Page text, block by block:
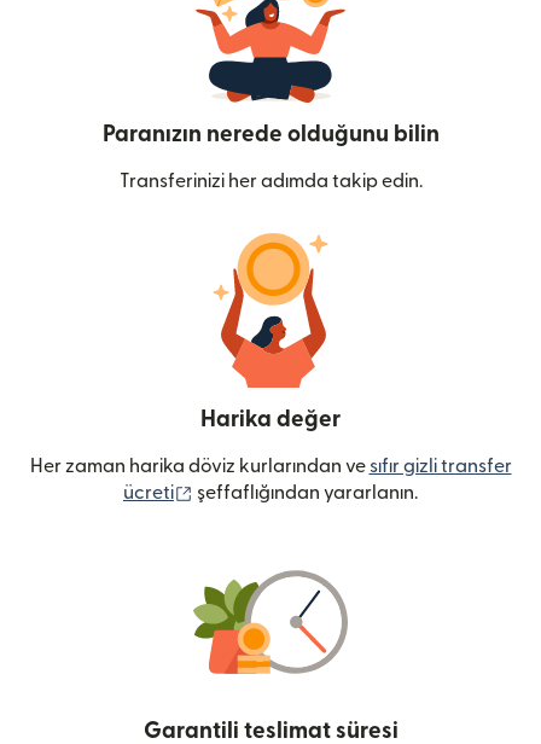
Paranızın nerede olduğunu bilin
Transferinizi her adımda takip edin.
Harika değer
Her zaman harika döviz kurlarından ve sıfır gizli transfer
ücreti
(yeni pencerede açılır)
şeffaflığından yararlanın.
Garantili teslimat süresi